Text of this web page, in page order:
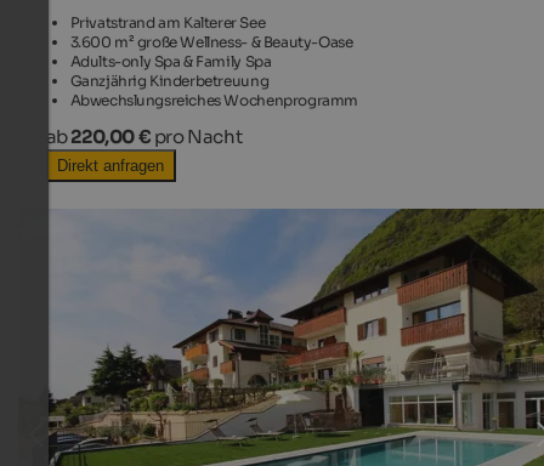
Privatstrand am Kalterer See
3.600 m² große Wellness- & Beauty-Oase
Adults-only Spa & Family Spa
Ganzjährig Kinderbetreuung
Abwechslungsreiches Wochenprogramm
ab220,00 € pro Nacht
Direkt anfragen